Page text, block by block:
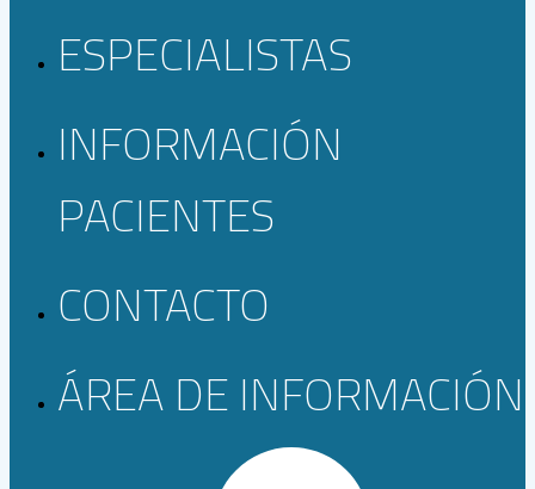
ESPECIALISTAS
INFORMACIÓN
PACIENTES
CONTACTO
ÁREA DE INFORMACIÓN